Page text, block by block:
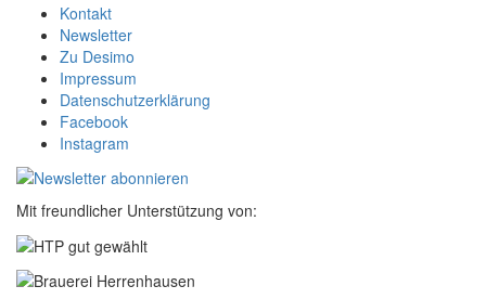
Kontakt
Newsletter
Zu Desimo
Impressum
Datenschutzerklärung
Facebook
Instagram
Mit freundlicher Unterstützung von: